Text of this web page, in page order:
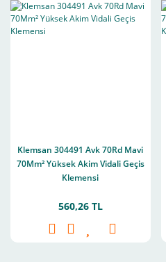
Klemsan 304491 Avk 70Rd Mavi
70Mm² Yüksek Akim Vidali Geçis
Klemensi
560,26 TL